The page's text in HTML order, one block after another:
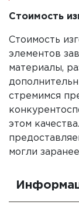
Стоимость
Стоимость
элементов
материалы,
стремимся
этом
могли